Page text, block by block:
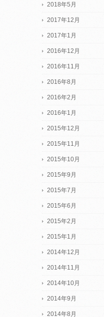
2018年5月
2017年12月
2017年1月
2016年12月
2016年11月
2016年8月
2016年2月
2016年1月
2015年12月
2015年11月
2015年10月
2015年9月
2015年7月
2015年6月
2015年2月
2015年1月
2014年12月
2014年11月
2014年10月
2014年9月
2014年8月